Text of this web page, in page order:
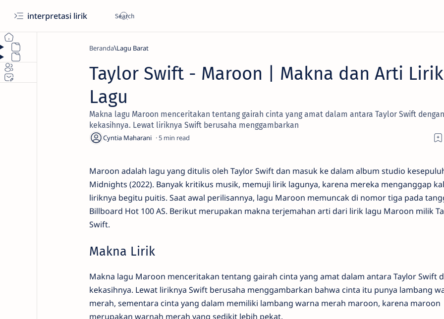
interpretasi lirik
Beranda Lagu Barat
Taylor Swift - Maroon | Makna dan Arti Lirik
Lagu
Makna lagu Maroon menceritakan tentang gairah cinta yang amat dalam antara Taylor Swift dengan
kekasihnya. Lewat liriknya Swift berusaha menggambarkan
5
Maroon adalah lagu yang ditulis oleh Taylor Swift dan masuk ke dalam album studio
Midnights (2022). Banyak kritikus musik, memuji lirik lagunya, karena mereka menganggap
liriknya begitu puitis. Saat awal perilisannya, lagu Maroon memuncak di nomor tiga pada
Billboard Hot 100 AS. Berikut merupakan makna terjemahan arti dari lirik lagu Maroon milik
Swift.
Makna Lirik
Makna lagu Maroon menceritakan tentang gairah cinta yang amat dalam antara Taylor Swift
kekasihnya. Lewat liriknya Swift berusaha menggambarkan bahwa cinta itu punya lambang
merah, sementara cinta yang dalam memiliki lambang warna merah maroon, karena maroon
merupakan warnah merah yang sedikit lebih pekat.